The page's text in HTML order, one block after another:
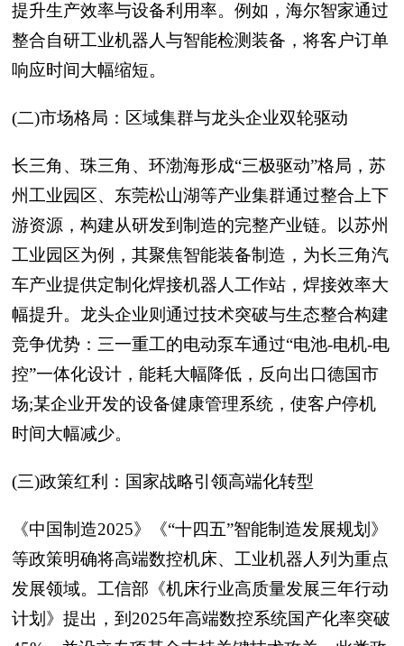
提升生产效率与设备利用率。例如，海尔智家通过
整合自研工业机器人与智能检测装备，将客户订单
响应时间大幅缩短。
(二)市场格局：区域集群与龙头企业双轮驱动
长三角、珠三角、环渤海形成“三极驱动”格局，苏
州工业园区、东莞松山湖等产业集群通过整合上下
游资源，构建从研发到制造的完整产业链。以苏州
工业园区为例，其聚焦智能装备制造，为长三角汽
车产业提供定制化焊接机器人工作站，焊接效率大
幅提升。龙头企业则通过技术突破与生态整合构建
竞争优势：三一重工的电动泵车通过“电池-电机-电
控”一体化设计，能耗大幅降低，反向出口德国市
场;某企业开发的设备健康管理系统，使客户停机
时间大幅减少。
(三)政策红利：国家战略引领高端化转型
《中国制造2025》《“十四五”智能制造发展规划》
等政策明确将高端数控机床、工业机器人列为重点
发展领域。工信部《机床行业高质量发展三年行动
计划》提出，到2025年高端数控系统国产化率突破